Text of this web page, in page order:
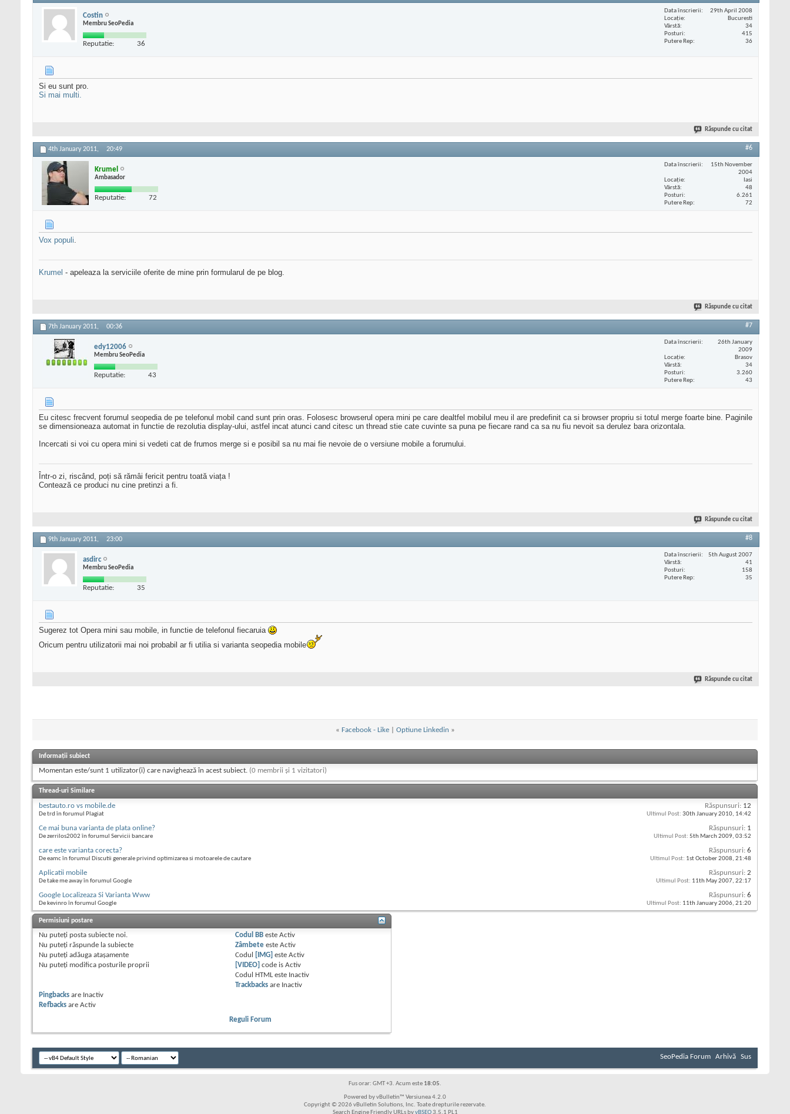
Costin
Membru SeoPedia
Reputatie: 36
Data înscrierii
29th April 2008
Locaţie
Bucuresti
Vârstă
34
Posturi
415
Putere Rep
36
Si eu sunt pro.
Si mai multi.
Răspunde cu citat
4th January 2011, 20:49 #6
Krumel
Ambasador
Reputatie: 72
Data înscrierii
15th November
2004
Locaţie
Iasi
Vârstă
48
Posturi
6.261
Putere Rep
72
Vox populi.
Krumel - apeleaza la serviciile oferite de mine prin formularul de pe blog.
Răspunde cu citat
7th January 2011, 00:36 #7
edy12006
Membru SeoPedia
Reputatie: 43
Data înscrierii
26th January
2009
Locaţie
Brasov
Vârstă
34
Posturi
3.260
Putere Rep
43
Eu citesc frecvent forumul seopedia de pe telefonul mobil cand sunt prin oras. Folosesc browserul opera mini pe care dealtfel mobilul meu il are predefinit ca si browser propriu si totul merge foarte bine. Paginile
se dimensioneaza automat in functie de rezolutia display-ului, astfel incat atunci cand citesc un thread stie cate cuvinte sa puna pe fiecare rand ca sa nu fiu nevoit sa derulez bara orizontala.
Incercati si voi cu opera mini si vedeti cat de frumos merge si e posibil sa nu mai fie nevoie de o versiune mobile a forumului.
Într-o zi, riscând, poți să rămâi fericit pentru toată viața !
Contează ce produci nu cine pretinzi a fi.
Răspunde cu citat
9th January 2011, 23:00 #8
asdirc
Membru SeoPedia
Reputatie: 35
Data înscrierii
5th August 2007
Vârstă
41
Posturi
158
Putere Rep
35
Sugerez tot Opera mini sau mobile, in functie de telefonul fiecaruia
Oricum pentru utilizatorii mai noi probabil ar fi utilia si varianta seopedia mobile
Răspunde cu citat
« Facebook - Like| Optiune Linkedin »
Informații subiect
Momentan este/sunt 1 utilizator(i) care navighează în acest subiect. (0 membrii și 1 vizitatori)
Thread-uri Similare
bestauto.ro vs mobile.de
De trd în forumul Plagiat
Răspunsuri: 12
Ultimul Post: 30th January 2010, 14:42
Ce mai buna varianta de plata online?
De zerrilos2002 în forumul Servicii bancare
Răspunsuri: 1
Ultimul Post: 5th March 2009, 03:52
care este varianta corecta?
De eamc în forumul Discutii generale privind optimizarea si motoarele de cautare
Răspunsuri: 6
Ultimul Post: 1st October 2008, 21:48
Aplicatii mobile
De take me away în forumul Google
Răspunsuri: 2
Ultimul Post: 11th May 2007, 22:17
Google Localizeaza Si Varianta Www
De kevinro în forumul Google
Răspunsuri: 6
Ultimul Post: 11th January 2006, 21:20
Permisiuni postare
Nu puteţi posta subiecte noi.
Nu puteţi răspunde la subiecte
Nu puteţi adăuga ataşamente
Nu puteţi modifica posturile proprii
Codul BB esteActiv
Zâmbete esteActiv
Codul
[IMG] esteActiv
[VIDEO] code isActiv
Codul HTML este Inactiv
Trackbacks are Inactiv
Pingbacks are Inactiv
Refbacks are Activ
Reguli Forum
SeoPedia Forum Arhivă Sus
Fus orar: GMT +3. Acum este 18:05.
Powered by vBulletin™ Versiunea 4.2.0
Copyright © 2026 vBulletin Solutions, Inc. Toate drepturile rezervate.